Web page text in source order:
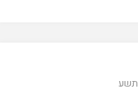
תשע